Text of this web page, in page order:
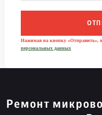
Нажимая на кнопку «Отправить»,
персональных данных
Ремонт